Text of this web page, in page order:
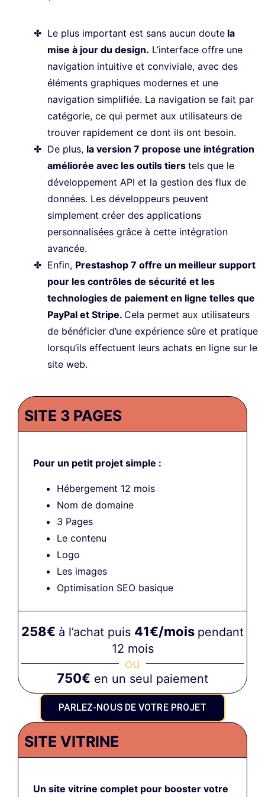
Le plus important est sans aucun doute la
mise à jour du design. L’interface offre une
navigation intuitive et conviviale, avec des
éléments graphiques modernes et une
navigation simplifiée. La navigation se fait par
catégorie, ce qui permet aux utilisateurs de
trouver rapidement ce dont ils ont besoin.
De plus, la version 7 propose une intégration
améliorée avec les outils tiers tels que le
développement API et la gestion des flux de
données. Les développeurs peuvent
simplement créer des applications
personnalisées grâce à cette intégration
avancée.
Enfin, Prestashop 7 offre un meilleur support
pour les contrôles de sécurité et les
technologies de paiement en ligne telles que
PayPal et Stripe. Cela permet aux utilisateurs
de bénéficier d’une expérience sûre et pratique
lorsqu’ils effectuent leurs achats en ligne sur le
site web.
SITE 3 PAGES
Pour un petit projet simple :
Hébergement 12 mois
Nom de domaine
3 Pages
Le contenu
Logo
Les images
Optimisation SEO basique
258€ à l’achat puis 41€/mois pendant
12 mois
ou
750€ en un seul paiement
PARLEZ-NOUS DE VOTRE PROJET
SITE VITRINE
Un site vitrine complet pour booster votre